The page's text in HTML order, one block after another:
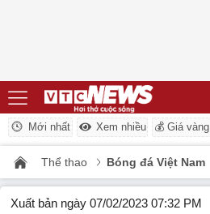
Mới nhất Xem nhiều 💰 Giá vàng
Thể thao Bóng đá Việt Nam
Xuất bản ngày 07/02/2023 07:32 PM